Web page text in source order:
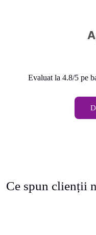
Evaluat la 4.8/5 pe
Ce spun clienții